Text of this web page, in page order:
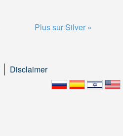
Plus sur Silver »
Disclaimer